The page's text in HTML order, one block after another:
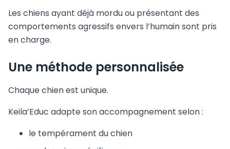
Les chiens ayant déjà mordu ou présentant des
comportements agressifs envers l’humain sont pris
en charge.
Une méthode personnalisée
Chaque chien est unique.
Keila’Educ adapte son accompagnement selon :
le tempérament du chien